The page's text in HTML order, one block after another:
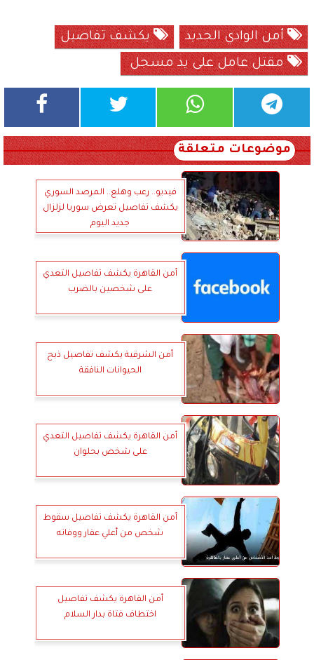
أمن الوادي الجديد
يكشف تفاصيل
مقتل عامل على يد مسجل
موضوعات متعلقة
فيديو.. رعب وهلع.. المرصد السوري
يكشف تفاصيل تعرض سوريا لزلزال
جديد اليوم
أمن القاهرة يكشف تفاصيل التعدي
على شخصين بالضرب
أمن الشرقية يكشف تفاصيل ذبح
الحيوانات النافقة
أمن القاهرة يكشف تفاصيل التعدي
على شخص بحلوان
أمن القاهرة يكشف تفاصيل سقوط
شخص من أعلي عقار ووفاته
أمن القاهرة يكشف تفاصيل
اختطاف فتاة بدار السلام